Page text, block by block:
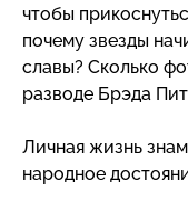
чтобы
почему звезды
славы? Сколько
разводе Брэда
Личная жизнь
народное